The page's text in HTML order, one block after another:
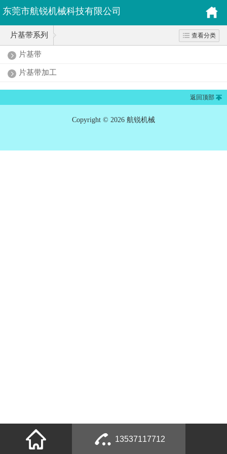
东莞市航锐机械科技有限公司
片基带系列 查看分类
片基带
片基带加工
返回顶部
Copyright © 2026 航锐机械
13537117712